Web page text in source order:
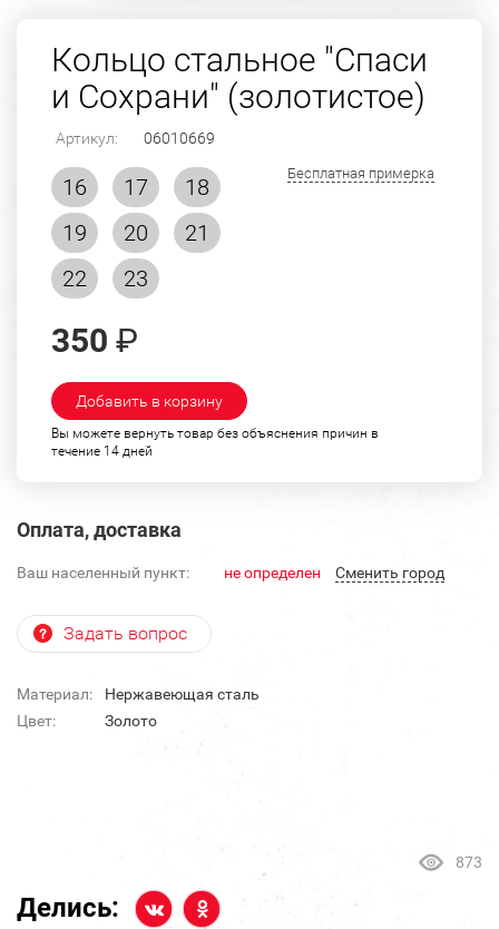
Кольцо стальное "Спаси
и Сохрани" (золотистое)
Артикул: 06010669
16 17
18
19
20
21
22
23
Бесплатная примерка
350 ₽
Добавить в корзину
Вы можете вернуть товар без объяснения причин в
течение 14 дней
Оплата, доставка
Ваш населенный пункт: не определен Cменить город
Задать вопрос
Материал:
Нержавеющая сталь
Цвет:
Золото
873
Делись: